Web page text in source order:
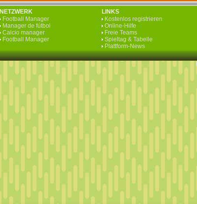
NETZWERK
Football Manager
Manager de fútbol
Calcio manager
Football Manager
LINKS
Kostenlos registrieren
Online-Hilfe
Freie Teams
Spieltag & Tabelle
Plattform-News